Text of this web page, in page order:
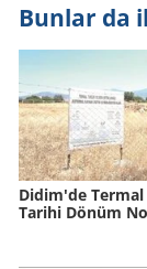
Bunlar da
Didim'de
Ta­ri­hi Dönüm